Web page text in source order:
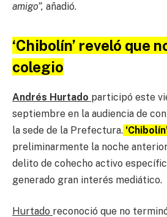
amigo”, añadió.
‘Chibolín’ reveló que
colegio
Andrés Hurtado participó este
septiembre en la audiencia de
la sede de la Prefectura.
preliminarmente la noche
delito de cohecho activo
generado gran interés mediático.
Hurtado reconoció que no